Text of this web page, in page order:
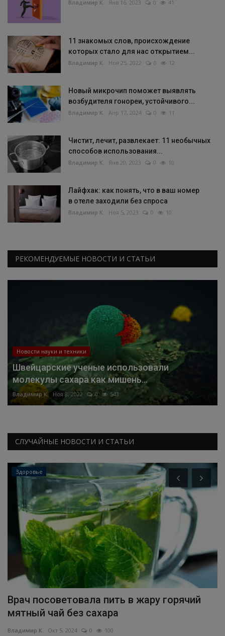
Владимир К. Янв 16, 2023 0 41
11 знакомых слов, происхождение
которых стало для нас открытием...
Владимир К. Ноя 25, 2022 0 12
Новый микрочип поможет выявлять
возбудителя гонореи, устойчивого...
Владимир К. Апр 17, 2024 0 11
Чистит, лечит, развлекает: 11 необычных
способов использования...
Владимир К. Янв 20, 2023 0 10
Лайфхак: как понять, что в ваш номер
в отеле заходили без спроса
Владимир К. Ноя 5, 2023 0 10
РЕКОМЕНДУЕМЫЕ НОВОСТИ И СТАТЬИ
Новости науки и техники
Швейцарские ученые использовали
молекулы сахара как мишень...
Владимир К. Ноя 8, 2022 0 543
СЛУЧАЙНЫЕ НОВОСТИ И СТАТЬИ
Здоровье
Врач посоветовала пить в жару горячий
мятный чай без сахара
Владимир К. Окт 5, 2024 0 100